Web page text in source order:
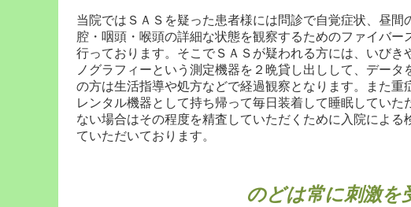
当院ではＳＡＳを疑った患者様には問診で自覚症状、昼
腔・咽頭・喉頭の詳細な状態を観察するためのファイバ
行っております。そこでＳＡＳが疑われる方には、いび
ノグラフィーという測定機器を２晩貸し出しして、デー
の方は生活指導や処方などで経過観察となります。また
レンタル機器として持ち帰って毎日装着して睡眠してい
ない場合はその程度を精査していただくために入院によ
ていただいております。
のどは常に刺激を